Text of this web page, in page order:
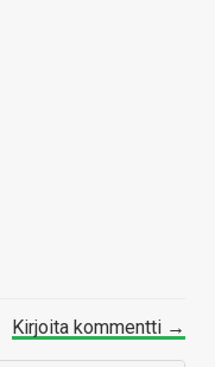
Kirjoita kommentti →